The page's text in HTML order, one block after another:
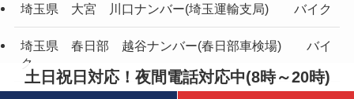
埼玉県 大宮 川口ナンバー(埼玉運輸支局) バイク
埼玉県 春日部 越谷ナンバー(春日部車検場) バイ
ク
土日祝日対応！夜間電話対応中(8時～20時)